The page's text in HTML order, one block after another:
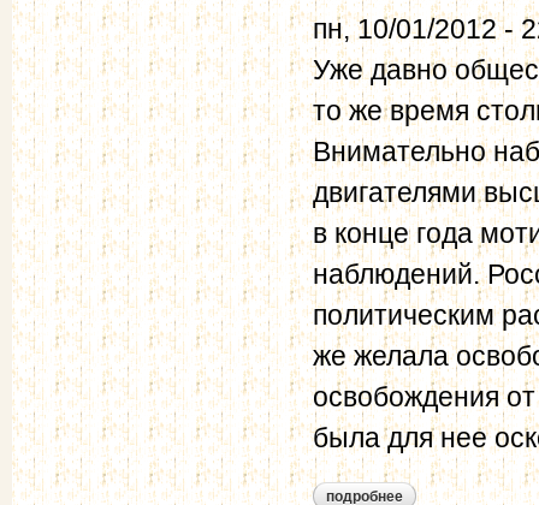
пн, 10/01/2012 -
Уже давно
то же время
Внимательно
двигателями
в конце года
наблюдений.
политическим
же желала
освобождения
была для нее
подробнее о краткий обзор